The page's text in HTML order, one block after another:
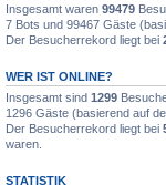
Insgesamt waren 99479
7 Bots und 99467 Gäste
Der Besucherrekord liegt bei
WER IST ONLINE?
Insgesamt sind 1299
1296 Gäste (basierend auf
Der Besucherrekord liegt bei
waren.
STATISTIK